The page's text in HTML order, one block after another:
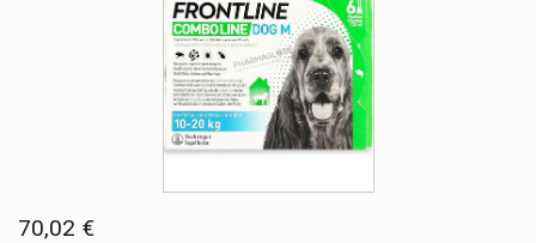
70,02 €